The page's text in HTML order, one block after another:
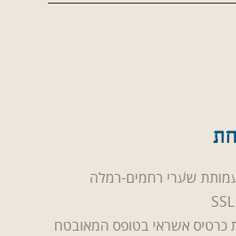
שערי רחמים-רמלה
כרטיס אשראי בטופס המאובטח